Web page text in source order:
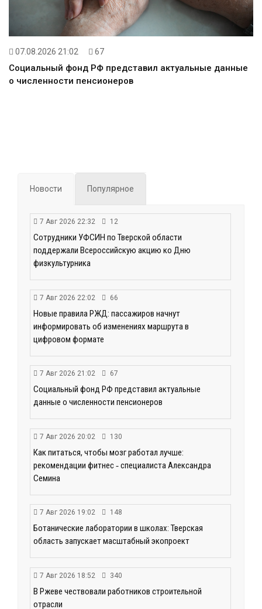
07.08.2026 21:02 67
Социальный фонд РФ представил актуальные данные
о численности пенсионеров
Новости Популярное
7 Авг 2026 22:32 12
Сотрудники УФСИН по Тверской области
поддержали Всероссийскую акцию ко Дню
физкультурника
7 Авг 2026 22:02 66
Новые правила РЖД: пассажиров начнут
информировать об изменениях маршрута в
цифровом формате
7 Авг 2026 21:02 67
Социальный фонд РФ представил актуальные
данные о численности пенсионеров
7 Авг 2026 20:02 130
Как питаться, чтобы мозг работал лучше:
рекомендации фитнес ‑ специалиста Александра
Семина
7 Авг 2026 19:02 148
Ботанические лаборатории в школах: Тверская
область запускает масштабный экопроект
7 Авг 2026 18:52 340
В Ржеве чествовали работников строительной
отрасли